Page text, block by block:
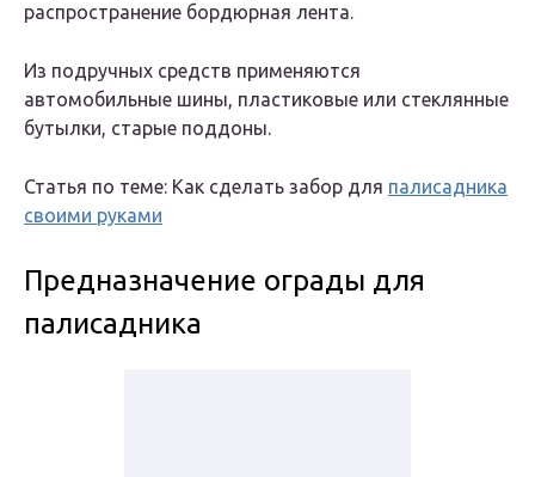
распространение бордюрная лента.
Из подручных средств применяются
автомобильные шины, пластиковые или стеклянные
бутылки, старые поддоны.
Статья по теме: Как сделать забор для палисадника
своими руками
Предназначение ограды для
палисадника